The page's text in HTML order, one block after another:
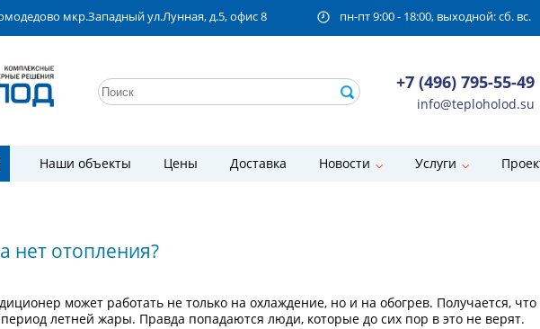
мкр.Западный ул.Лунная, д.5, офис 8 пн-пт 9:00 - 18:00, выходной: сб. вс.
+7 (496) 795-55-49
info@teploholod.su
Наши объекты Цены Доставка Новости Услуги
нет отопления?
может работать не только на охлаждение, но и на обогрев. Получается,
период летней жары. Правда попадаются люди, которые до сих пор в это не верят.